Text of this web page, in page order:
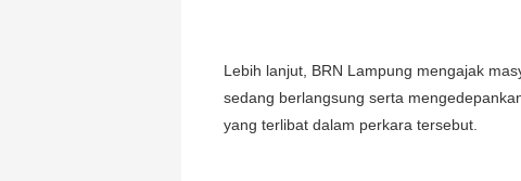
Lebih lanjut, BRN Lampung mengajak
sedang berlangsung serta
yang terlibat dalam perkara tersebut.